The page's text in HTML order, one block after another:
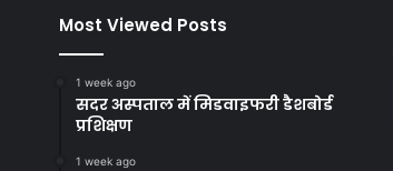
Most Viewed Posts
1 week ago
सदर अस्पताल में मिडवाइफरी डैशबोर्ड
प्रशिक्षण
1 week ago